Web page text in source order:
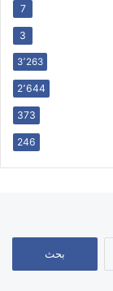
7
3
3٬263
2٬644
373
246